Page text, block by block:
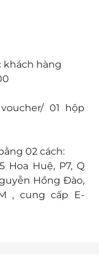
nên một bản
nhưng vẫn
bình dị.
đa dạng với
sản xuất từ
lạ mà còn tốt
hùm, bào ngư,
như hạt macca,
mềm, xốp,
ngon, vừa
sang trọng, bắt
lễ hội mùa
phẩm cao cấp,
thu đến, là
quà để các
đối tác, đồng
khách hàng
01 hộp
02 cách:
Huệ, P7, Q
Hồng Đào,
, cung cấp E-
hệ nhà cung